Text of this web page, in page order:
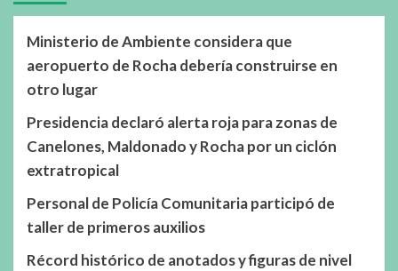
Ministerio de Ambiente considera que
aeropuerto de Rocha debería construirse en
otro lugar
Presidencia declaró alerta roja para zonas de
Canelones, Maldonado y Rocha por un ciclón
extratropical
Personal de Policía Comunitaria participó de
taller de primeros auxilios
Récord histórico de anotados y figuras de nivel